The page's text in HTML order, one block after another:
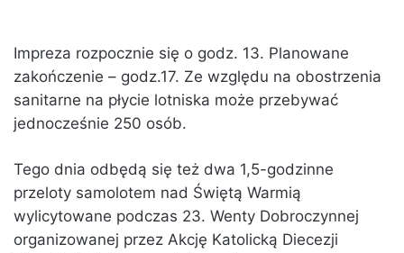
Impreza rozpocznie się o godz. 13. Planowane
zakończenie – godz.17. Ze względu na obostrzenia
sanitarne na płycie lotniska może przebywać
jednocześnie 250 osób.
Tego dnia odbędą się też dwa 1,5-godzinne
przeloty samolotem nad Świętą Warmią
wylicytowane podczas 23. Wenty Dobroczynnej
organizowanej przez Akcję Katolicką Diecezji